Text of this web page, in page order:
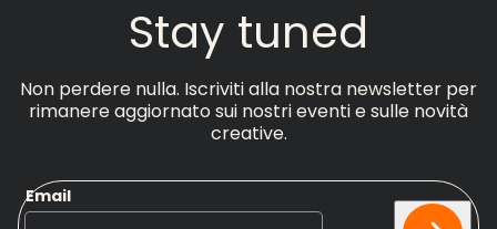
Stay tuned
Non perdere nulla. Iscriviti alla nostra newsletter per
rimanere aggiornato sui nostri eventi e sulle novità
creative.
Email